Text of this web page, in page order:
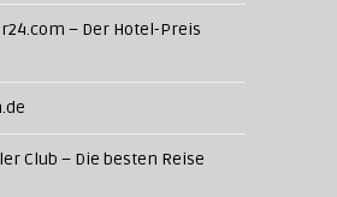
– Der Hotel-Preis
Club – Die besten Reise